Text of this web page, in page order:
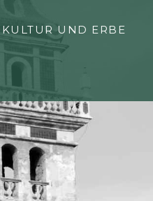
KULTUR UND ERBE